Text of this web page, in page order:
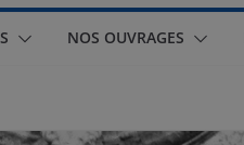
NOS OUVRAGES